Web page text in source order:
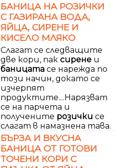
БАНИЦА НА РОЗИЧКИ
С ГАЗИРАНА ВОДА,
ЯЙЦА, СИРЕНЕ И
КИСЕЛО МЛЯКО
Слагат се следващите
две кори, пак сирене и
баницата се нарежда по
този начин, докато се
изчерпят
продуктите....Нарязват
се на парчета и
получените розички се
слагат в намазнена тава.
БЪРЗА И ВКУСНА
БАНИЦА ОТ ГОТОВИ
ТОЧЕНИ КОРИ С